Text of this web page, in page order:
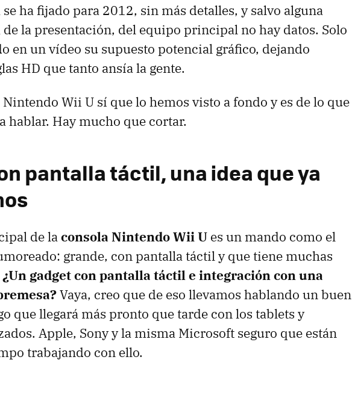
ha fijado para 2012, sin más detalles, y salvo alguna
la presentación, del equipo principal no hay datos. Solo
en un vídeo su supuesto potencial gráfico, dejando
HD que tanto ansía la gente.
Wii U sí que lo hemos visto a fondo y es de lo que
hablar. Hay mucho que cortar.
pantalla táctil, una idea que ya
de laconsola Nintendo Wii U es un mando como el
grande, con pantalla táctil y que tiene muchas
¿Un gadget con pantalla táctil e integración con una
Vaya, creo que de eso llevamos hablando un buen
que llegará más pronto que tarde con los tablets y
Apple, Sony y la misma Microsoft seguro que están
trabajando con ello.